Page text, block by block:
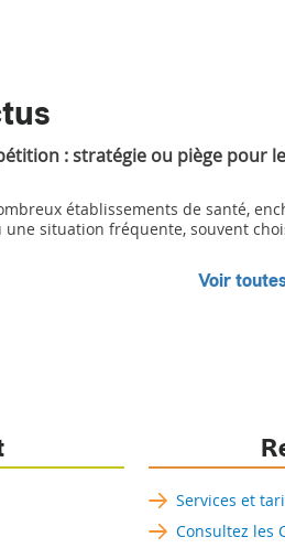
: stratégie ou piège pour
établissements de santé,
une situation fréquente, souvent
Voir
Services et
Consultez les